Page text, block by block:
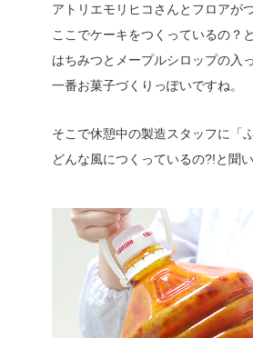
アトリエモリヒコさんとフロアが
ここでケーキをつくっているの？
はちみつとメープルシロップの入
一番お菓子づくりっぽいですね。
そこで休憩中の製造スタッフに「
どんな風につくっているの?!と聞い